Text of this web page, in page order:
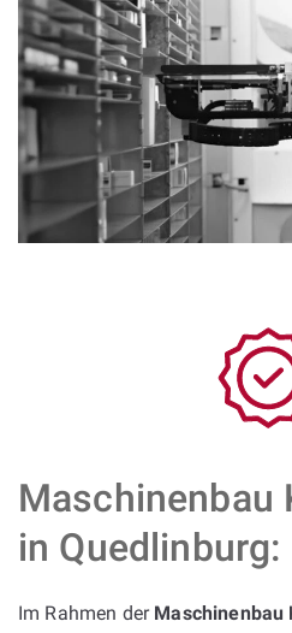
Maschinenbau
in Quedlinburg:
Im Rahmen der Maschinenbau